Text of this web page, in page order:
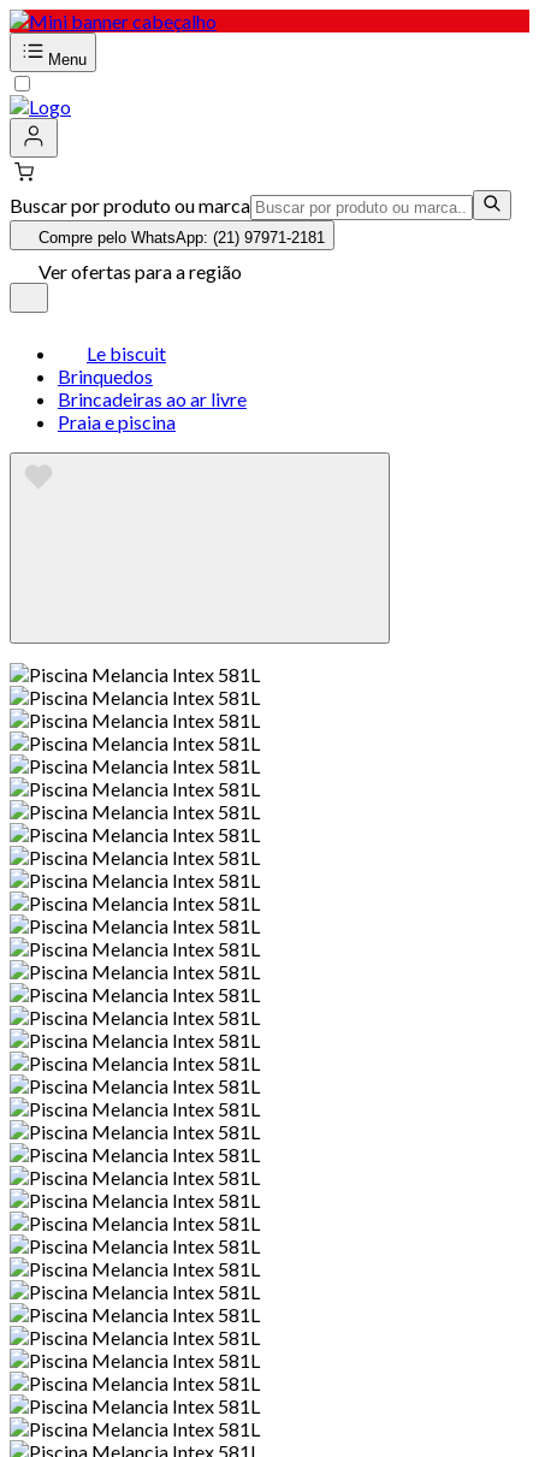
Menu
Buscar por produto ou marca
Compre pelo WhatsApp: (21) 97971-2181
Ver ofertas para a região
Le biscuit
Brinquedos
Brincadeiras ao ar livre
Praia e piscina